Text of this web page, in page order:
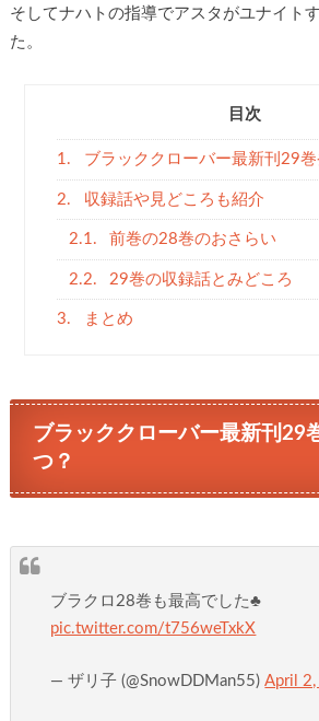
そしてナハトの指導でアスタがユナイト
た。
目次
1. ブラッククローバー最新刊29巻
2. 収録話や見どころも紹介
2.1. 前巻の28巻のおさらい
2.2. 29巻の収録話とみどころ
3. まとめ
ブラッククローバー最新刊29
つ？
ブラクロ28巻も最高でした♣️
pic.twitter.com/t756weTxkX
— ザリ子 (@SnowDDMan55)April